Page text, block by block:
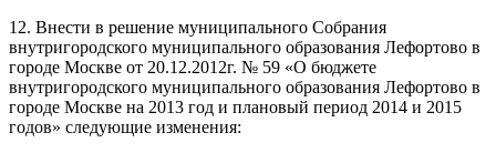
12. Внести в решение муниципального Собрания
внутригородского муниципального образования Лефортово в
городе Москве от 20.12.2012г. № 59 «О бюджете
внутригородского муниципального образования Лефортово в
городе Москве на 2013 год и плановый период 2014 и 2015
годов» следующие изменения: